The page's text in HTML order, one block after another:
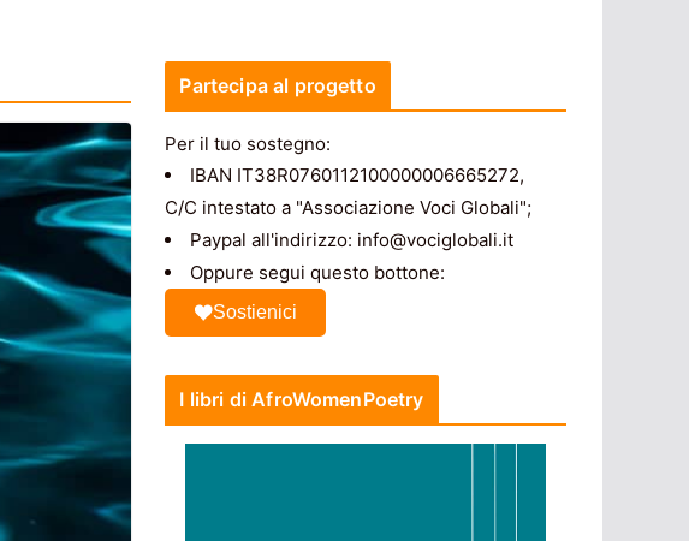
Partecipa al progetto
Per il tuo sostegno:
IBAN IT38R0760112100000006665272,
C/C intestato a "Associazione Voci Globali";
Paypal all'indirizzo: info@vociglobali.it
Oppure segui questo bottone:
Sostienici
I libri di AfroWomenPoetry